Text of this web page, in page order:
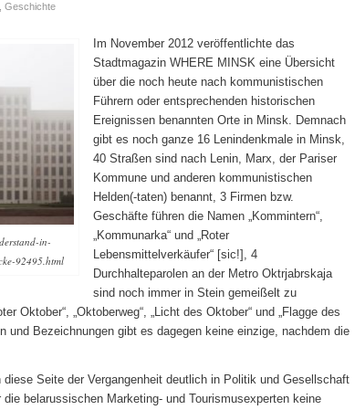
Geschichte
in-
92495.html
Im November 2012 veröffentlichte das
Stadtmagazin WHERE MINSK eine Übersicht
über die noch heute nach kommunistischen
Führern oder entsprechenden historischen
Ereignissen benannten Orte in Minsk. Demnach
gibt es noch ganze 16 Lenindenkmale in Minsk,
40 Straßen sind nach Lenin, Marx, der Pariser
Kommune und anderen kommunistischen
Helden(-taten) benannt, 3 Firmen bzw.
Geschäfte führen die Namen „Kommintern“,
„Kommunarka“ und „Roter
Lebensmittelverkäufer“ [sic!], 4
Durchhalteparolen an der Metro Oktrjabrskaja
sind noch immer in Stein gemeißelt zu
Oktober“, „Oktoberweg“, „Licht des Oktober“ und „Flagge des
und Bezeichnungen gibt es dagegen keine einzige, nachdem die
Seite der Vergangenheit deutlich in Politik und Gesellschaft
belarussischen Marketing- und Tourismusexperten keine